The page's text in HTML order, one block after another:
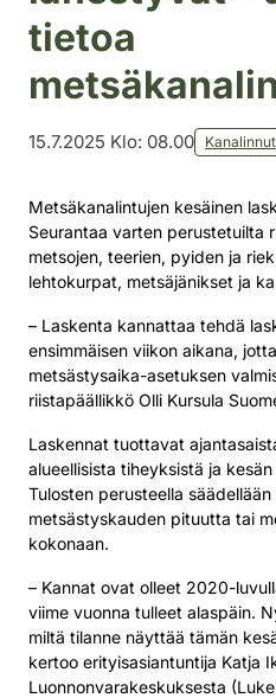
tietoa
15.7.2025 Klo: 08.00 Kanalinnut
Metsäkanalintujen kesäinen
Seurantaa varten perustetuilta
metsojen, teerien, pyiden ja
lehtokurpat, metsäjänikset ja
– Laskenta kannattaa tehdä
ensimmäisen viikon aikana,
metsästysaika-asetuksen
riistapäällikkö Olli Kursula
Laskennat tuottavat
alueellisista tiheyksistä ja
Tulosten perusteella
metsästyskauden pituutta tai
kokonaan.
– Kannat ovat olleet 2020-
viime vuonna tulleet alaspäin.
miltä tilanne näyttää tämän
kertoo erityisasiantuntija Katja
Luonnonvarakeskuksesta